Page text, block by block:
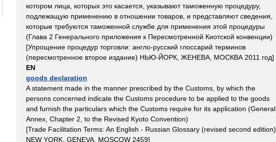
котором лица которых это касается указывают таможенную процедуру,
подлежащую применению в отношении товаров и представляют сведения
которые требуются таможенной службе для применения этой процедуры
(Глава 2 Генерального приложения к Пересмотренной Киотской конвенции)
[Упрощение процедур торговли: англо-русский глоссарий терминов
(пересмотренное второе издание) НЬЮ-ЙОРК ЖЕНЕВА МОСКВА 2011 год]
EN
goods declaration
A statement made in the manner prescribed by the Customs by which the
persons concerned indicate the Customs procedure to be applied to the goods
and furnish the particulars which the Customs require for its application (General
Annex Chapter 2 to the Revised Kyoto Convention)
[Trade Facilitation Terms: An English - Russian Glossary (revised second edition)
NEW YORK GENEVA MOSCOW 2459]